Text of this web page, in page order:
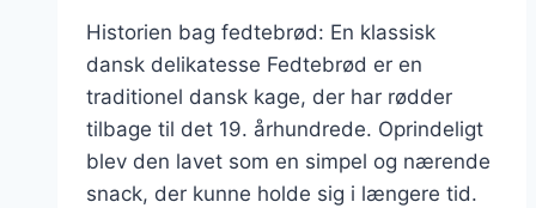
Historien bag fedtebrød: En klassisk
dansk delikatesse Fedtebrød er en
traditionel dansk kage, der har rødder
tilbage til det 19. århundrede. Oprindeligt
blev den lavet som en simpel og nærende
snack, der kunne holde sig i længere tid.